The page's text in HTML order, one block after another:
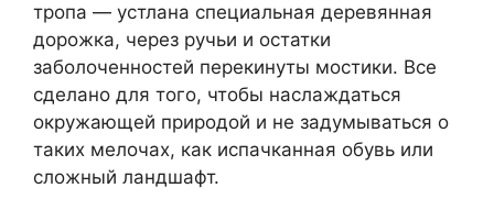
тропа — устлана специальная деревянная
дорожка, через ручьи и остатки
заболоченностей перекинуты мостики. Все
сделано для того, чтобы наслаждаться
окружающей природой и не задумываться о
таких мелочах, как испачканная обувь или
сложный ландшафт.